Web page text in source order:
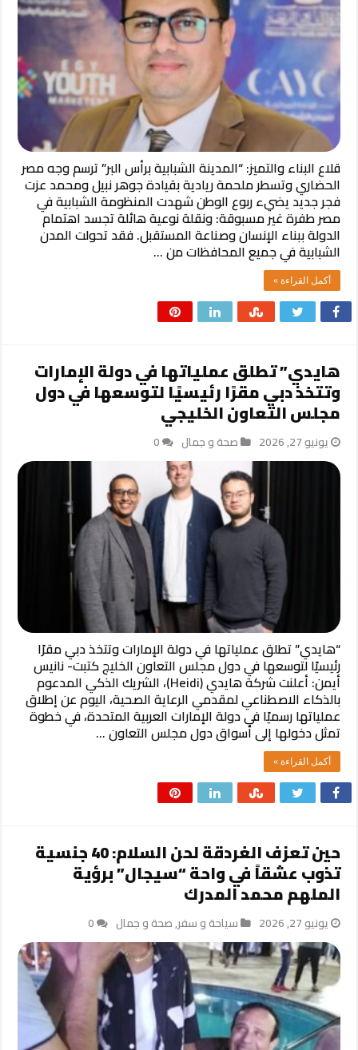
قلاع البناء والتميز: “المدينة الشبابية برأس البر” ترسم وجه مصر
الحضاري وتسطر ملحمة ريادية بقيادة جوهر نبيل ومحمد عزت ​
فجر جديد يضيء ربوع الوطن ​شهدت المنظومة الشبابية في
مصر طفرة غير مسبوقة: ونقلة نوعية هائلة تجسد اهتمام
الدولة ببناء الإنسان وصناعة المستقبل. فقد تحولت المدن
الشبابية في جميع المحافظات من …
أكمل القراءة »
هايدي” تطلق عملياتها في دولة الإمارات
وتتخذ دبي مقرًا رئيسيًا لتوسعها في دول
مجلس التعاون الخليجي
يونيو 27, 2026 صحة و جمال 0
“هايدي” تطلق عملياتها في دولة الإمارات وتتخذ دبي مقرًا
رئيسيًا لتوسعها في دول مجلس التعاون الخليج كتبت- نانيس
أيمن: أعلنت شركة هايدي (Heidi)، الشريك الذكي المدعوم
بالذكاء الاصطناعي لمقدمي الرعاية الصحية، اليوم عن إطلاق
عملياتها رسميًا في دولة الإمارات العربية المتحدة، في خطوة
تمثل دخولها إلى أسواق دول مجلس التعاون …
أكمل القراءة »
​حين تعزف الغردقة لحن السلام: 40 جنسية
تذوب عشقاً في واحة “سيجال” برؤية
الملهم محمد المدرك
يونيو 27, 2026 سياحة و سفر,صحة و جمال 0
​